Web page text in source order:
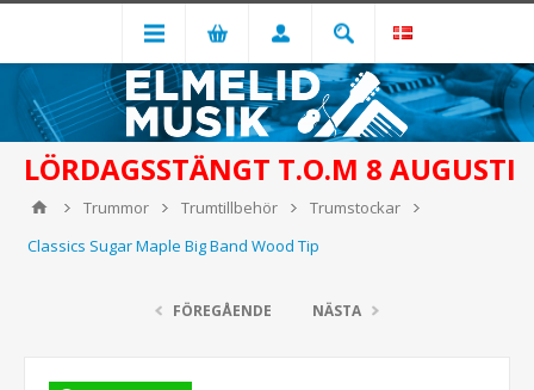
LÖRDAGSSTÄNGT T.O.M 8 AUGUSTI
Trummor Trumtillbehör
Trumstockar
Classics Sugar Maple Big Band Wood Tip
FÖREGÅENDE NÄSTA